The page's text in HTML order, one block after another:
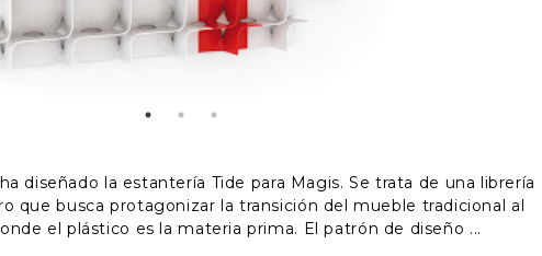
diseñado la estantería Tide para Magis. Se trata de una librería
que busca protagonizar la transición del mueble tradicional al
el plástico es la materia prima. El patrón de diseño